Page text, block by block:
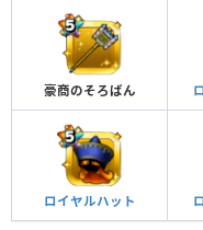
豪商のそろばん
ロイヤルハット